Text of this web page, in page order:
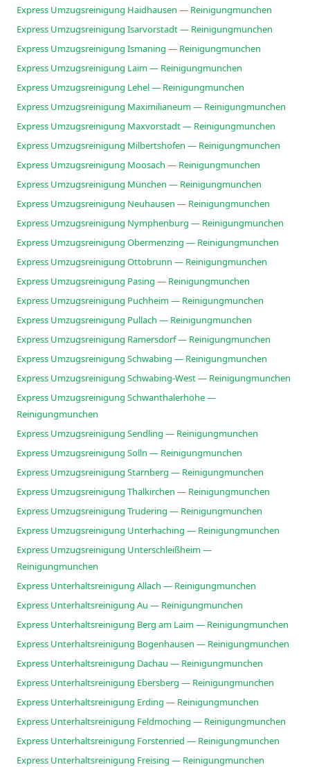
Express Umzugsreinigung Haidhausen — Reinigungmunchen
Express Umzugsreinigung Isarvorstadt — Reinigungmunchen
Express Umzugsreinigung Ismaning — Reinigungmunchen
Express Umzugsreinigung Laim — Reinigungmunchen
Express Umzugsreinigung Lehel — Reinigungmunchen
Express Umzugsreinigung Maximilianeum — Reinigungmunchen
Express Umzugsreinigung Maxvorstadt — Reinigungmunchen
Express Umzugsreinigung Milbertshofen — Reinigungmunchen
Express Umzugsreinigung Moosach — Reinigungmunchen
Express Umzugsreinigung München — Reinigungmunchen
Express Umzugsreinigung Neuhausen — Reinigungmunchen
Express Umzugsreinigung Nymphenburg — Reinigungmunchen
Express Umzugsreinigung Obermenzing — Reinigungmunchen
Express Umzugsreinigung Ottobrunn — Reinigungmunchen
Express Umzugsreinigung Pasing — Reinigungmunchen
Express Umzugsreinigung Puchheim — Reinigungmunchen
Express Umzugsreinigung Pullach — Reinigungmunchen
Express Umzugsreinigung Ramersdorf — Reinigungmunchen
Express Umzugsreinigung Schwabing — Reinigungmunchen
Express Umzugsreinigung Schwabing-West — Reinigungmunchen
Express Umzugsreinigung Schwanthalerhöhe —
Reinigungmunchen
Express Umzugsreinigung Sendling — Reinigungmunchen
Express Umzugsreinigung Solln — Reinigungmunchen
Express Umzugsreinigung Starnberg — Reinigungmunchen
Express Umzugsreinigung Thalkirchen — Reinigungmunchen
Express Umzugsreinigung Trudering — Reinigungmunchen
Express Umzugsreinigung Unterhaching — Reinigungmunchen
Express Umzugsreinigung Unterschleißheim —
Reinigungmunchen
Express Unterhaltsreinigung Allach — Reinigungmunchen
Express Unterhaltsreinigung Au — Reinigungmunchen
Express Unterhaltsreinigung Berg am Laim — Reinigungmunchen
Express Unterhaltsreinigung Bogenhausen — Reinigungmunchen
Express Unterhaltsreinigung Dachau — Reinigungmunchen
Express Unterhaltsreinigung Ebersberg — Reinigungmunchen
Express Unterhaltsreinigung Erding — Reinigungmunchen
Express Unterhaltsreinigung Feldmoching — Reinigungmunchen
Express Unterhaltsreinigung Forstenried — Reinigungmunchen
Express Unterhaltsreinigung Freising — Reinigungmunchen